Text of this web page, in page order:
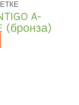
A-
(бронза)